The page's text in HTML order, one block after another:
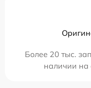
Более 20 тыс.
наличии на